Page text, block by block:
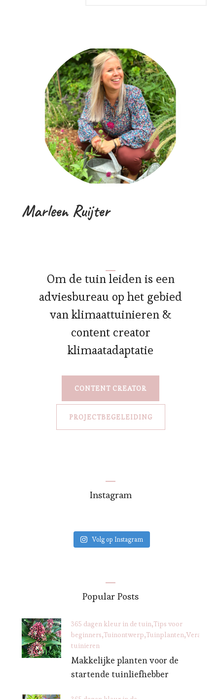
Marleen Ruijter
Om de tuin leiden is een
adviesbureau op het gebied
van klimaattuinieren &
content creator
klimaatadaptatie
CONTENT CREATOR
PROJECTBEGELEIDING
Instagram
Volg op Instagram
Popular Posts
365 dagen kleur in de tuin Tips voor
beginners Tuinontwerp Tuinplanten
tuinieren
Makkelijke planten voor de
startende tuinliefhebber